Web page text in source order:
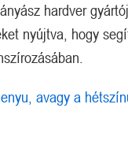
hardver
nyújtva, hogy
avagy a